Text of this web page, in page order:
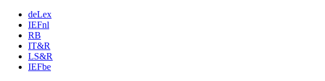
deLex
IEFnl
RB
IT&R
LS&R
IEFbe